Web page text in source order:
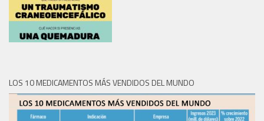
LOS 10 MEDICAMENTOS MÁS VENDIDOS DEL MUNDO